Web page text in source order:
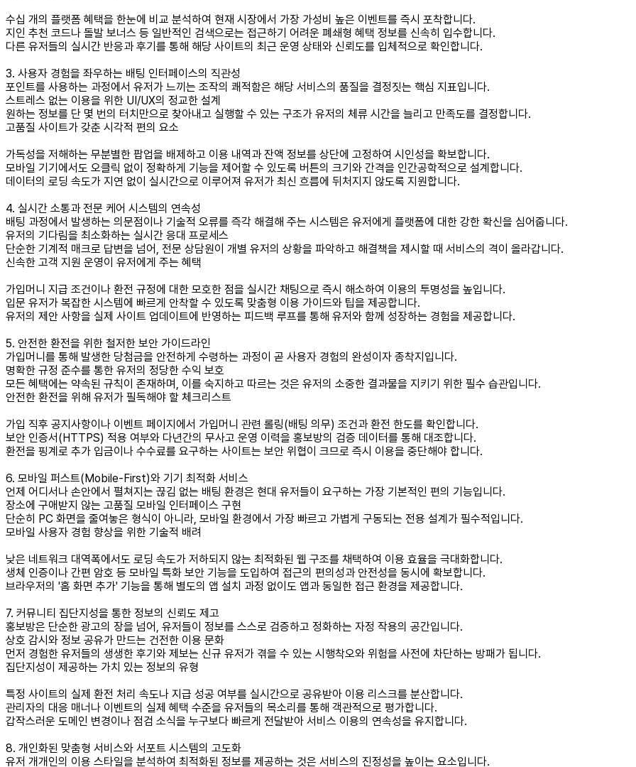
수십 개의 플랫폼 혜택을 한눈에 비교 분석하여 현재 시장에서 가장 가성비 높은 이벤트를 즉시 포착합니다.
지인 추천 코드나 돌발 보너스 등 일반적인 검색으로는 접근하기 어려운 폐쇄형 혜택 정보를 신속히 입수합니다.
다른 유저들의 실시간 반응과 후기를 통해 해당 사이트의 최근 운영 상태와 신뢰도를 입체적으로 확인합니다.
3. 사용자 경험을 좌우하는 배팅 인터페이스의 직관성
포인트를 사용하는 과정에서 유저가 느끼는 조작의 쾌적함은 해당 서비스의 품질을 결정짓는 핵심 지표입니다.
스트레스 없는 이용을 위한 UI/UX의 정교한 설계
원하는 정보를 단 몇 번의 터치만으로 찾아내고 실행할 수 있는 구조가 유저의 체류 시간을 늘리고 만족도를 결정합니다.
고품질 사이트가 갖춘 시각적 편의 요소
가독성을 저해하는 무분별한 팝업을 배제하고 이용 내역과 잔액 정보를 상단에 고정하여 시인성을 확보합니다.
모바일 기기에서도 오클릭 없이 정확하게 기능을 제어할 수 있도록 버튼의 크기와 간격을 인간공학적으로 설계합니다.
데이터의 로딩 속도가 지연 없이 실시간으로 이루어져 유저가 최신 흐름에 뒤처지지 않도록 지원합니다.
4. 실시간 소통과 전문 케어 시스템의 연속성
배팅 과정에서 발생하는 의문점이나 기술적 오류를 즉각 해결해 주는 시스템은 유저에게 플랫폼에 대한 강한 확신을 심어줍니다.
유저의 기다림을 최소화하는 실시간 응대 프로세스
단순한 기계적 매크로 답변을 넘어, 전문 상담원이 개별 유저의 상황을 파악하고 해결책을 제시할 때 서비스의 격이 올라갑니다.
신속한 고객 지원 운영이 유저에게 주는 혜택
가입머니 지급 조건이나 환전 규정에 대한 모호한 점을 실시간 채팅으로 즉시 해소하여 이용의 투명성을 높입니다.
입문 유저가 복잡한 시스템에 빠르게 안착할 수 있도록 맞춤형 이용 가이드와 팁을 제공합니다.
유저의 제안 사항을 실제 사이트 업데이트에 반영하는 피드백 루프를 통해 유저와 함께 성장하는 경험을 제공합니다.
5. 안전한 환전을 위한 철저한 보안 가이드라인
가입머니를 통해 발생한 당첨금을 안전하게 수령하는 과정이 곧 사용자 경험의 완성이자 종착지입니다.
명확한 규정 준수를 통한 유저의 정당한 수익 보호
모든 혜택에는 약속된 규칙이 존재하며, 이를 숙지하고 따르는 것은 유저의 소중한 결과물을 지키기 위한 필수 습관입니다.
안전한 환전을 위해 유저가 필독해야 할 체크리스트
가입 직후 공지사항이나 이벤트 페이지에서 가입머니 관련 롤링(배팅 의무) 조건과 환전 한도를 확인합니다.
보안 인증서(HTTPS) 적용 여부와 다년간의 무사고 운영 이력을 홍보방의 검증 데이터를 통해 대조합니다.
환전을 핑계로 추가 입금이나 수수료를 요구하는 사이트는 보안 위협이 크므로 즉시 이용을 중단해야 합니다.
6. 모바일 퍼스트(Mobile-First)와 기기 최적화 서비스
언제 어디서나 손안에서 펼쳐지는 끊김 없는 배팅 환경은 현대 유저들이 요구하는 가장 기본적인 편의 기능입니다.
장소에 구애받지 않는 고품질 모바일 인터페이스 구현
단순히 PC 화면을 줄여놓은 형식이 아니라, 모바일 환경에서 가장 빠르고 가볍게 구동되는 전용 설계가 필수적입니다.
모바일 사용자 경험 향상을 위한 기술적 배려
낮은 네트워크 대역폭에서도 로딩 속도가 저하되지 않는 최적화된 웹 구조를 채택하여 이용 효율을 극대화합니다.
생체 인증이나 간편 암호 등 모바일 특화 보안 기능을 도입하여 접근의 편의성과 안전성을 동시에 확보합니다.
브라우저의 '홈 화면 추가' 기능을 통해 별도의 앱 설치 과정 없이도 앱과 동일한 접근 환경을 제공합니다.
7. 커뮤니티 집단지성을 통한 정보의 신뢰도 제고
홍보방은 단순한 광고의 장을 넘어, 유저들이 정보를 스스로 검증하고 정화하는 자정 작용의 공간입니다.
상호 감시와 정보 공유가 만드는 건전한 이용 문화
먼저 경험한 유저들의 생생한 후기와 제보는 신규 유저가 겪을 수 있는 시행착오와 위험을 사전에 차단하는 방패가 됩니다.
집단지성이 제공하는 가치 있는 정보의 유형
특정 사이트의 실제 환전 처리 속도나 지급 성공 여부를 실시간으로 공유받아 이용 리스크를 분산합니다.
관리자의 대응 매너나 이벤트의 실제 혜택 수준을 유저들의 목소리를 통해 객관적으로 평가합니다.
갑작스러운 도메인 변경이나 점검 소식을 누구보다 빠르게 전달받아 서비스 이용의 연속성을 유지합니다.
8. 개인화된 맞춤형 서비스와 서포트 시스템의 고도화
유저 개개인의 이용 스타일을 분석하여 최적화된 정보를 제공하는 것은 서비스의 진정성을 높이는 요소입니다.